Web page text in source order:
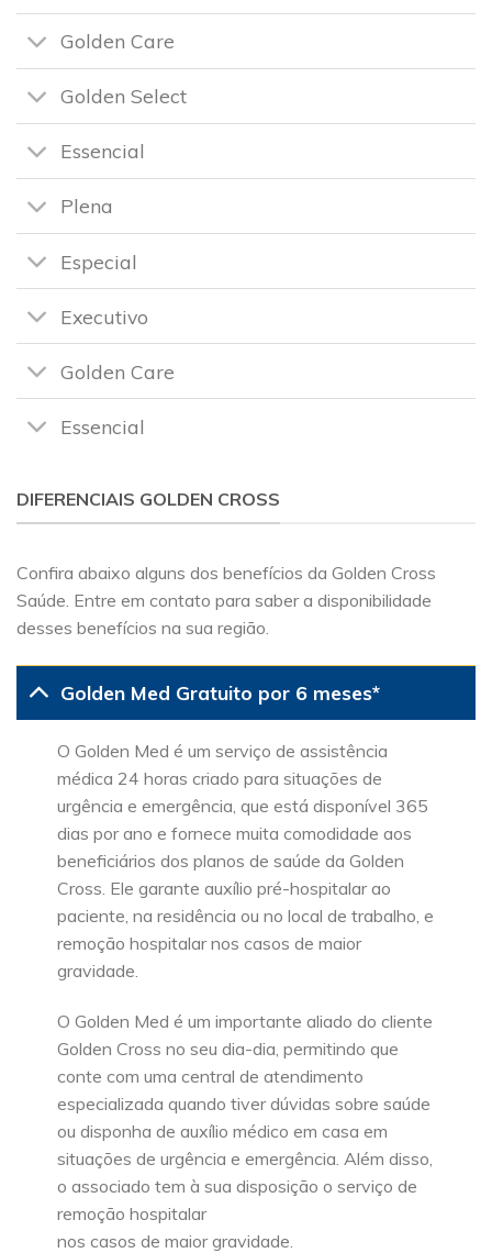
Golden Care
Golden Select
Essencial
Plena
Especial
Executivo
Golden Care
Essencial
DIFERENCIAIS GOLDEN CROSS
Confira abaixo alguns dos benefícios da Golden Cross
Saúde. Entre em contato para saber a disponibilidade
desses benefícios na sua região.
Golden Med Gratuito por 6 meses*
O Golden Med é um serviço de assistência
médica 24 horas criado para situações de
urgência e emergência, que está disponível 365
dias por ano e fornece muita comodidade aos
beneficiários dos planos de saúde da Golden
Cross. Ele garante auxílio pré-hospitalar ao
paciente, na residência ou no local de trabalho, e
remoção hospitalar nos casos de maior
gravidade.
O Golden Med é um importante aliado do cliente
Golden Cross no seu dia-dia, permitindo que
conte com uma central de atendimento
especializada quando tiver dúvidas sobre saúde
ou disponha de auxílio médico em casa em
situações de urgência e emergência. Além disso,
o associado tem à sua disposição o serviço de
remoção hospitalar
nos casos de maior gravidade.